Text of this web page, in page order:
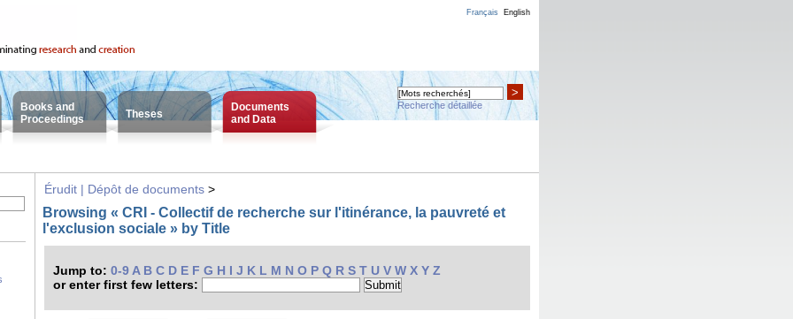
Français English
Books and
Proceedings
Theses
Documents
and Data
>
Recherche détaillée
Érudit | Dépôt de documents >
Browsing « CRI - Collectif de recherche sur l'itinérance, la pauvreté et
l'exclusion sociale » by Title
Jump to: 0-9 A B C D E F G H I J K L M N O P Q R S T U V W X Y Z
or enter first few letters: